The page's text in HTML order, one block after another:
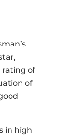
rating of
of
in high